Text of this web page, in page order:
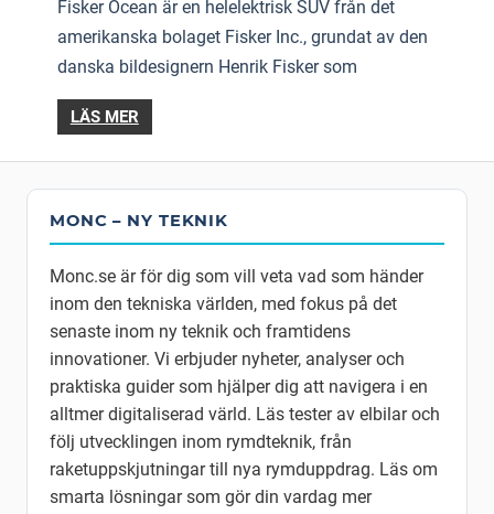
Fisker Ocean är en helelektrisk SUV från det
amerikanska bolaget Fisker Inc., grundat av den
danska bildesignern Henrik Fisker som
LÄS MER
MONC – NY TEKNIK
Monc.se är för dig som vill veta vad som händer
inom den tekniska världen, med fokus på det
senaste inom ny teknik och framtidens
innovationer. Vi erbjuder nyheter, analyser och
praktiska guider som hjälper dig att navigera i en
alltmer digitaliserad värld. Läs tester av elbilar och
följ utvecklingen inom rymdteknik, från
raketuppskjutningar till nya rymduppdrag. Läs om
smarta lösningar som gör din vardag mer